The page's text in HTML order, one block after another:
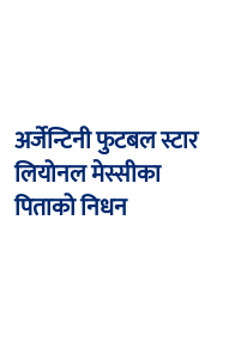
अर्जेन्टिनी फुटबल स्टार
लियोनल मेस्सीका
पिताको निधन